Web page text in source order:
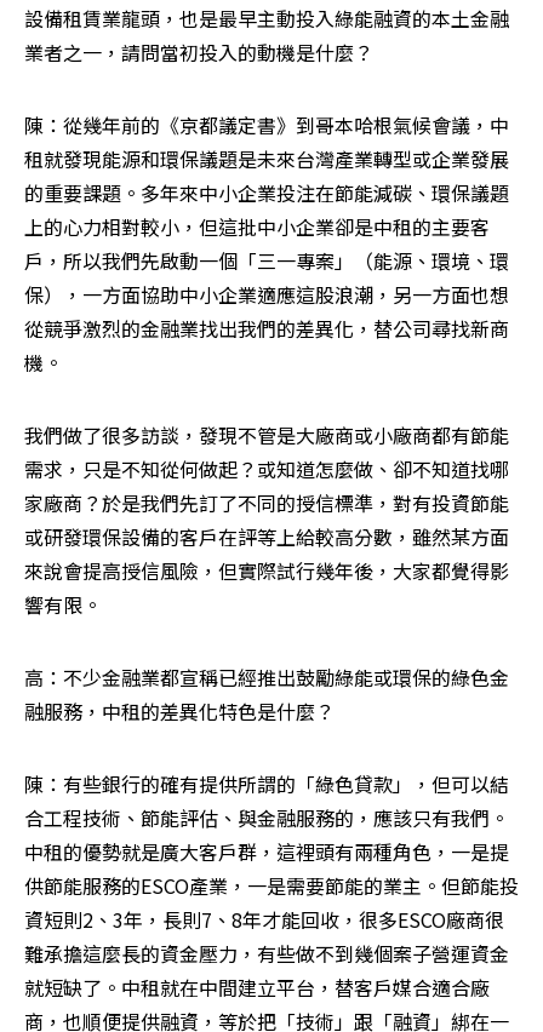
設備租賃業龍頭，也是最早主動投入綠能融資的本土金融
業者之一，請問當初投入的動機是什麼？
陳：從幾年前的《京都議定書》到哥本哈根氣候會議，中
租就發現能源和環保議題是未來台灣產業轉型或企業發展
的重要課題。多年來中小企業投注在節能減碳、環保議題
上的心力相對較小，但這批中小企業卻是中租的主要客
戶，所以我們先啟動一個「三一專案」（能源、環境、環
保），一方面協助中小企業適應這股浪潮，另一方面也想
從競爭激烈的金融業找出我們的差異化，替公司尋找新商
機。
我們做了很多訪談，發現不管是大廠商或小廠商都有節能
需求，只是不知從何做起？或知道怎麼做、卻不知道找哪
家廠商？於是我們先訂了不同的授信標準，對有投資節能
或研發環保設備的客戶在評等上給較高分數，雖然某方面
來說會提高授信風險，但實際試行幾年後，大家都覺得影
響有限。
高：不少金融業都宣稱已經推出鼓勵綠能或環保的綠色金
融服務，中租的差異化特色是什麼？
陳：有些銀行的確有提供所謂的「綠色貸款」，但可以結
合工程技術、節能評估、與金融服務的，應該只有我們。
中租的優勢就是廣大客戶群，這裡頭有兩種角色，一是提
供節能服務的ESCO產業，一是需要節能的業主。但節能投
資短則2、3年，長則7、8年才能回收，很多ESCO廠商很
難承擔這麼長的資金壓力，有些做不到幾個案子營運資金
就短缺了。中租就在中間建立平台，替客戶媒合適合廠
商，也順便提供融資，等於把「技術」跟「融資」綁在一